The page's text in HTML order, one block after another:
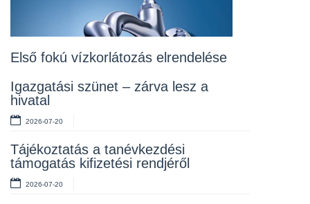
Első fokú vízkorlátozás elrendelése
Igazgatási szünet – zárva lesz a
hivatal
2026-07-20
Tájékoztatás a tanévkezdési
támogatás kifizetési rendjéről
2026-07-20
Lakossági fórum az Erzsébet téri
2026-07-10
Rendelet kihirdetése
2026-07-10
Álláspályázat – takarító
2026-07-06